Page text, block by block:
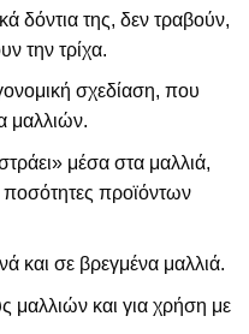
δόντια της, δεν τραβούν,
την τρίχα.
σχεδίαση, που
μαλλιών.
μέσα στα μαλλιά,
προϊόντων
και σε βρεγμένα μαλλιά.
μαλλιών και για χρήση με